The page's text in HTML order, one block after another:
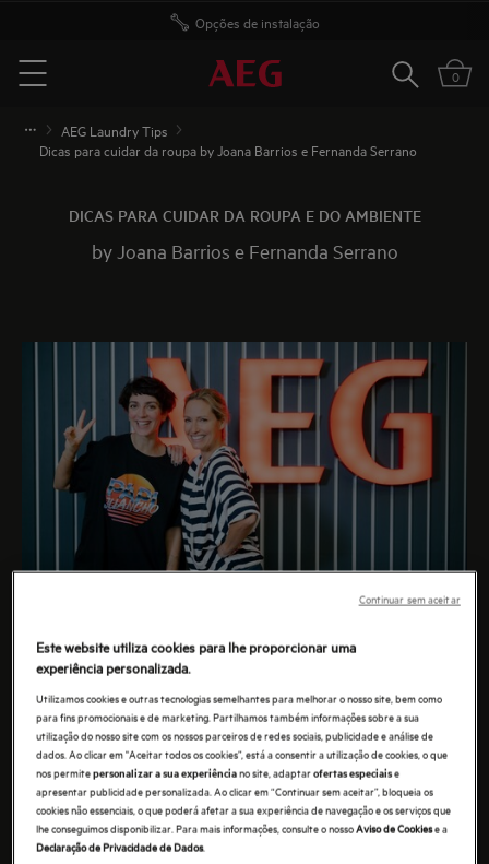
Opções de instalação
Menu
Pesquisar
0
AEG Laundry Tips
Dicas para cuidar da roupa by Joana Barrios e Fernanda Serrano
DICAS PARA CUIDAR DA ROUPA E DO AMBIENTE
by Joana Barrios e Fernanda Serrano
showroom da AEG, para uma conversa descontraída
no âmbito da rúbrica AEG Laundry Tips, na qual
responderam em conjunto a questões colocadas por
seguidores da Joana Barrios, numa caixa de
perguntas, tendo em conta as suas experiências com
as tecnologias AEG.
Este website utiliza cookies para lhe proporcionar uma
experiência personalizada.
Utilizamos cookies e outras tecnologias semelhantes para melhorar o nosso site, bem como
para fins promocionais e de marketing. Partilhamos também informações sobre a sua
utilização do nosso site com os nossos parceiros de redes sociais, publicidade e análise de
dados. Ao clicar em "Aceitar todos os cookies”, está a consentir a utilização de cookies, o que
nos permitepersonalizar a sua experiênciano site, adaptarofertas especiaise
apresentar publicidade personalizada. Ao clicar em “Continuar sem aceitar”, bloqueia os
cookies não essenciais, o que poderá afetar a sua experiência de navegação e os serviços que
lhe conseguimos disponibilizar. Para mais informações, consulte o nossoAviso de Cookiese a
Declaração de Privacidade de Dados.
Continuar sem aceitar